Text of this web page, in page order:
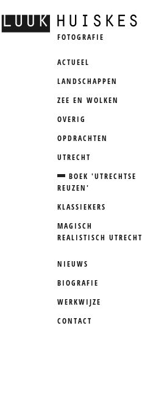
FOTOGRAFIE
ACTUEEL
LANDSCHAPPEN
ZEE EN WOLKEN
OVERIG
OPDRACHTEN
UTRECHT
BOEK 'UTRECHTSE
REUZEN'
KLASSIEKERS
MAGISCH
REALISTISCH UTRECHT
NIEUWS
BIOGRAFIE
WERKWIJZE
CONTACT